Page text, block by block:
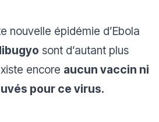
nouvelle épidémie d’Ebola
sont d’autant plus
encore aucun vaccin ni
pour ce virus.